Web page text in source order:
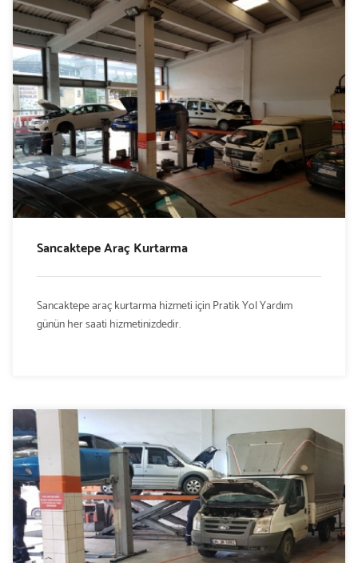
Sancaktepe Araç Kurtarma
Sancaktepe araç kurtarma hizmeti için Pratik Yol Yardım
günün her saati hizmetinizdedir.